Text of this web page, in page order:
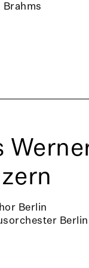
Brahms
Berlin
Berlin